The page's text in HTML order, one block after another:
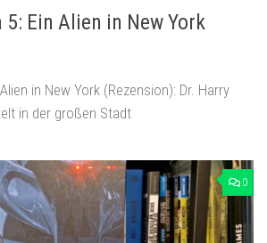
Ein Alien in New York
in New York (Rezension): Dr. Harry
in der großen Stadt
0